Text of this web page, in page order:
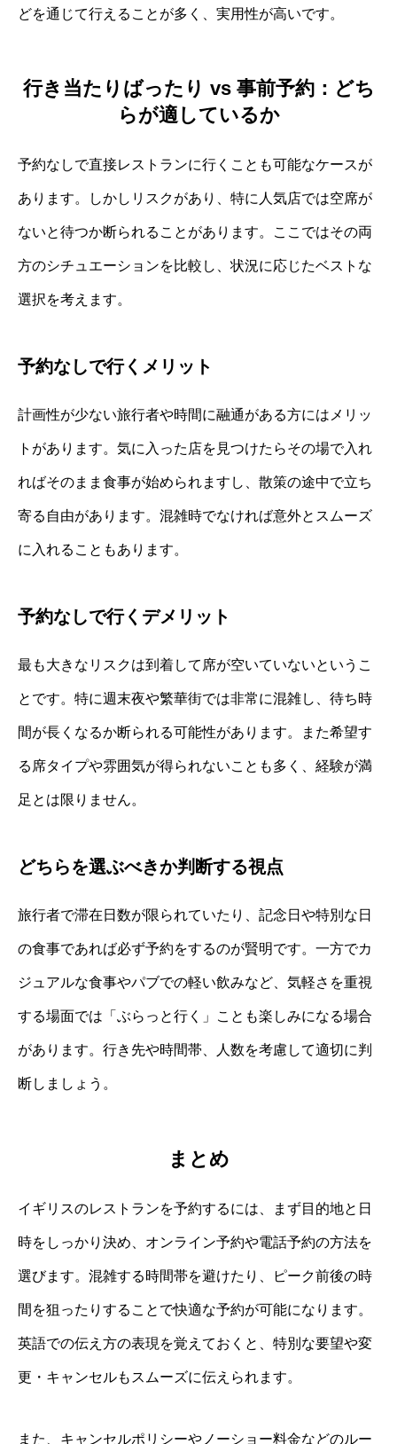
どを通じて行えることが多く、実用性が高いです。
行き当たりばったり vs 事前予約：どち
らが適しているか
予約なしで直接レストランに行くことも可能なケースが
あります。しかしリスクがあり、特に人気店では空席が
ないと待つか断られることがあります。ここではその両
方のシチュエーションを比較し、状況に応じたベストな
選択を考えます。
予約なしで行くメリット
計画性が少ない旅行者や時間に融通がある方にはメリッ
トがあります。気に入った店を見つけたらその場で入れ
ればそのまま食事が始められますし、散策の途中で立ち
寄る自由があります。混雑時でなければ意外とスムーズ
に入れることもあります。
予約なしで行くデメリット
最も大きなリスクは到着して席が空いていないというこ
とです。特に週末夜や繁華街では非常に混雑し、待ち時
間が長くなるか断られる可能性があります。また希望す
る席タイプや雰囲気が得られないことも多く、経験が満
足とは限りません。
どちらを選ぶべきか判断する視点
旅行者で滞在日数が限られていたり、記念日や特別な日
の食事であれば必ず予約をするのが賢明です。一方でカ
ジュアルな食事やパブでの軽い飲みなど、気軽さを重視
する場面では「ぶらっと行く」ことも楽しみになる場合
があります。行き先や時間帯、人数を考慮して適切に判
断しましょう。
まとめ
イギリスのレストランを予約するには、まず目的地と日
時をしっかり決め、オンライン予約や電話予約の方法を
選びます。混雑する時間帯を避けたり、ピーク前後の時
間を狙ったりすることで快適な予約が可能になります。
英語での伝え方の表現を覚えておくと、特別な要望や変
更・キャンセルもスムーズに伝えられます。
また、キャンセルポリシーやノーショー料金などのルー